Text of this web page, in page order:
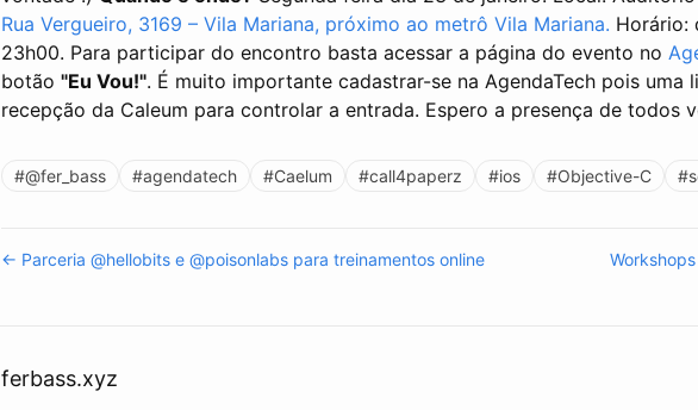
Rua Vergueiro, 3169 – Vila Mariana, próximo ao metrô Vila Mariana. Horário:
23h00. Para participar do encontro basta acessar a página do evento no
botão "Eu Vou!". É muito importante cadastrar-se na AgendaTech pois uma
recepção da Caleum para controlar a entrada. Espero a presença de todos
#@fer_bass #agendatech #Caelum #call4paperz #ios #Objective-C
← Parceria @hellobits e @poisonlabs para treinamentos online
ferbass.xyz